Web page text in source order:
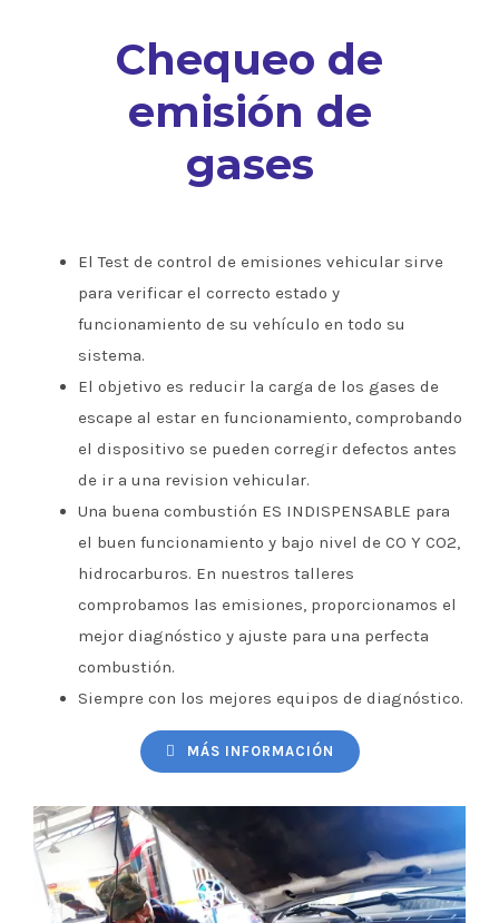
Chequeo de
emisión de
gases
El Test de control de emisiones vehicular sirve
para verificar el correcto estado y
funcionamiento de su vehículo en todo su
sistema.
El objetivo es reducir la carga de los gases de
escape al estar en funcionamiento, comprobando
el dispositivo se pueden corregir defectos antes
de ir a una revision vehicular.
Una buena combustión ES INDISPENSABLE para
el buen funcionamiento y bajo nivel de CO Y CO2,
hidrocarburos. En nuestros talleres
comprobamos las emisiones, proporcionamos el
mejor diagnóstico y ajuste para una perfecta
combustión.
Siempre con los mejores equipos de diagnóstico.
MÁS INFORMACIÓN